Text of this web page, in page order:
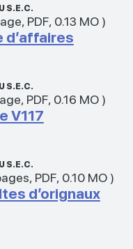
S.E.C.
, PDF, 0.13 MO)
d’affaires
S.E.C.
, PDF, 0.16 MO)
V117
S.E.C.
, PDF, 0.10 MO)
d’orignaux